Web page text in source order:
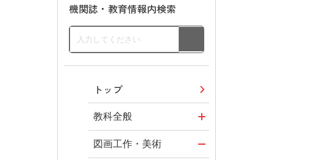
機関誌・教育情報内検索
トップ
教科全般
教育情報
図画工作・美術